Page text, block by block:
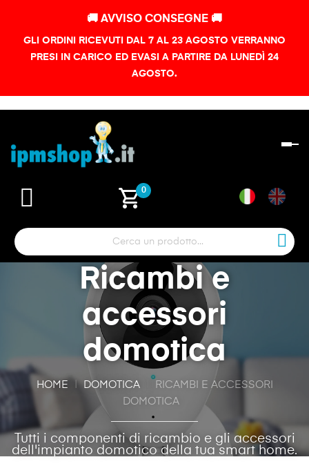
🚚 AVVISO CONSEGNE 🚚
GLI ORDINI RICEVUTI DAL 7 AL 23 AGOSTO VERRANNO
PRESI IN CARICO ED EVASI A PARTIRE DA LUNEDÌ 24
AGOSTO.
shopping_cart0
Ricambi e
accessori
domotica
HOME DOMOTICA
RICAMBI E ACCESSORI
DOMOTICA
Tutti i componenti di ricambio e gli accessori
dell'impianto domotico della tua smart home.